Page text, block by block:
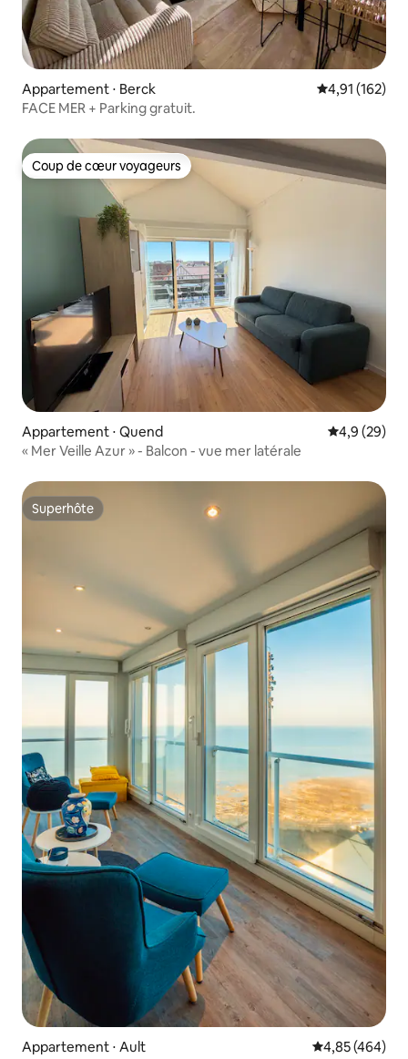
Appartement ⋅ Berck Évaluation
4,91 (162)
FACE MER + Parking gratuit.
Coup de cœur voyageurs
Coup de cœur voyageurs
Appartement ⋅ Quend Évaluation
4,9 (29)
« Mer Veille Azur » - Balcon - vue mer latérale
Superhôte
Superhôte
Appartement ⋅ Ault Évaluation
4,85 (464)